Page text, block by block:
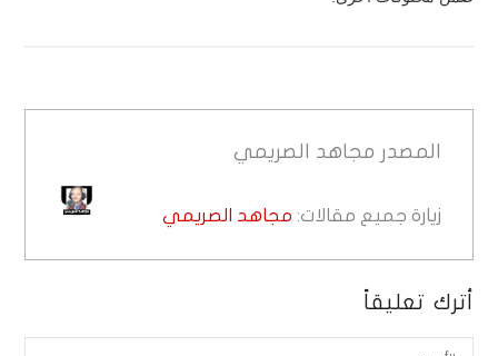
المصدر مجاهد الصريمي
زيارة جميع مقالات: مجاهد الصريمي
أترك تعليقاً